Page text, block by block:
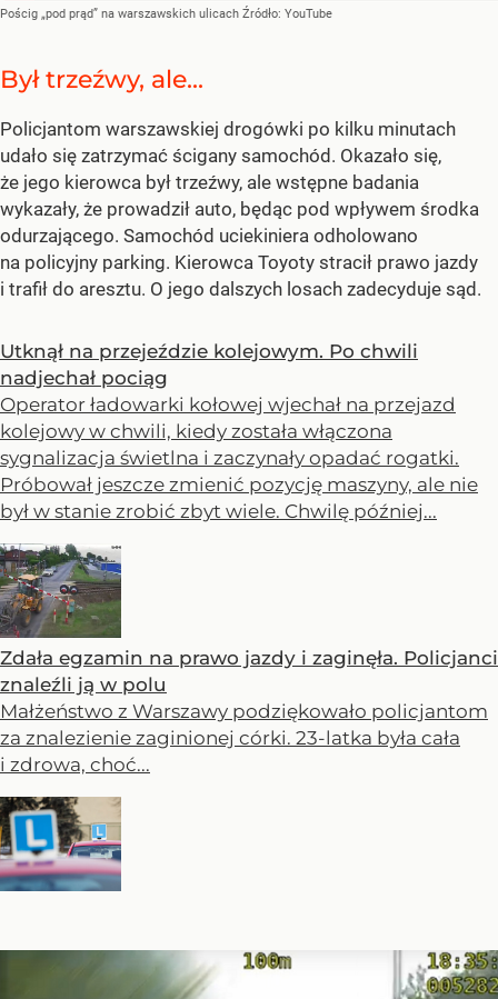
Pościg „pod prąd” na warszawskich ulicach Źródło: YouTube
Był trzeźwy, ale...
Policjantom warszawskiej drogówki po kilku minutach
udało się zatrzymać ścigany samochód. Okazało się,
że jego kierowca był trzeźwy, ale wstępne badania
wykazały, że prowadził auto, będąc pod wpływem środka
odurzającego. Samochód uciekiniera odholowano
na policyjny parking. Kierowca Toyoty stracił prawo jazdy
i trafił do aresztu. O jego dalszych losach zadecyduje sąd.
Utknął na przejeździe kolejowym. Po chwili
nadjechał pociąg
Operator ładowarki kołowej wjechał na przejazd
kolejowy w chwili, kiedy została włączona
sygnalizacja świetlna i zaczynały opadać rogatki.
Próbował jeszcze zmienić pozycję maszyny, ale nie
był w stanie zrobić zbyt wiele. Chwilę później...
Zdała egzamin na prawo jazdy i zaginęła. Policjanci
znaleźli ją w polu
Małżeństwo z Warszawy podziękowało policjantom
za znalezienie zaginionej córki. 23-latka była cała
i zdrowa, choć...